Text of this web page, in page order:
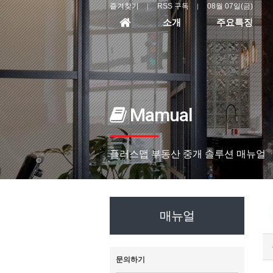
즐겨찾기 RSS 구독 08월 07일(금)
홈
으
로
소개 주요특징
Mamual
플러스맵 부동산 중개 솔루션 매뉴얼
매뉴얼
문의하기